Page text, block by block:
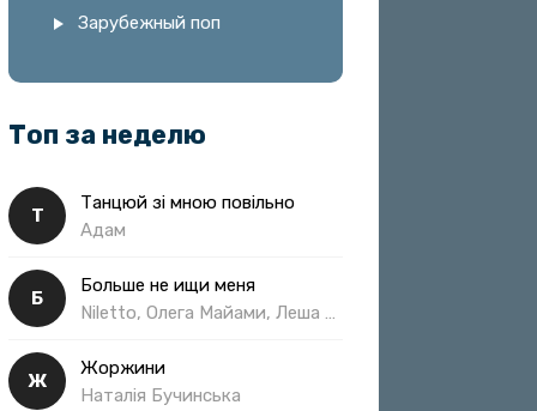
Зарубежный поп
Топ за неделю
Т
Танцюй зі мною повільно
Адам
Б
Больше не ищи меня
Ж
Жоржини
Наталія Бучинська